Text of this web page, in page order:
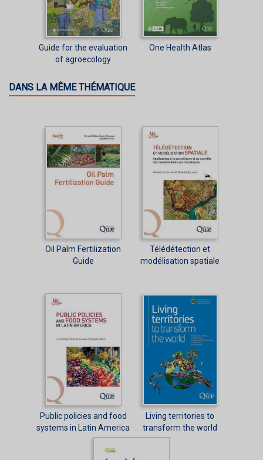
Guide for the evaluation
of agroecology
One Health Atlas
DANS LA MÊME THÉMATIQUE
Oil Palm Fertilization
Guide
Télédétection et
modélisation spatiale
Public policies and food
systems in Latin America
Living territories to
transform the world